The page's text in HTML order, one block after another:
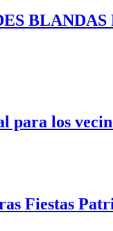
para los
Fiestas